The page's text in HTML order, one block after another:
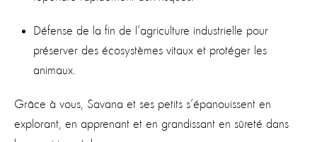
Défense de la fin de l’agriculture industrielle pour
préserver des écosystèmes vitaux et protéger les
animaux.
Grâce à vous, Savana et ses petits s’épanouissent en
explorant, en apprenant et en grandissant en sûreté dans